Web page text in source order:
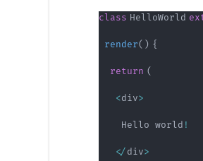
class HelloWorld
render( ) {
return (
<div>
Hello world !
</div>